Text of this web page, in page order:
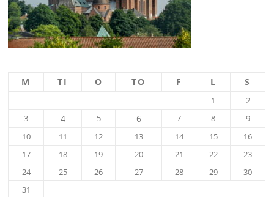
M TI O TO F L S
1
2
3
4 5 6 7 8
9
10
11 12 13 14 15
16
17
18 19 20 21 22
23
24
25 26 27 28 29
30
31